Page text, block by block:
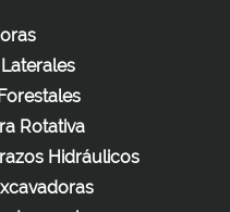
Rotativa
Hidráulicos